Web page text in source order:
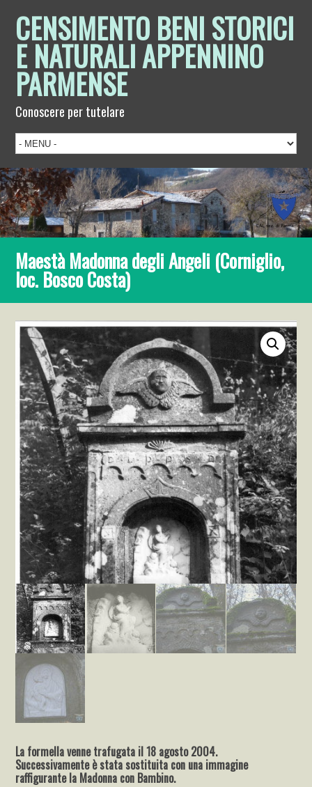
CENSIMENTO BENI STORICI
E NATURALI APPENNINO
PARMENSE
Conoscere per tutelare
Maestà Madonna degli Angeli (Corniglio,
loc. Bosco Costa)
La formella venne trafugata il 18 agosto 2004.
Successivamente è stata sostituita con una immagine
raffigurante la Madonna con Bambino.